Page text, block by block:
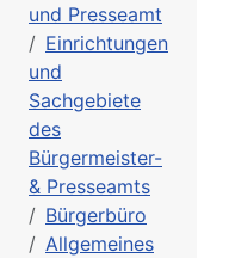
und Presseamt
Einrichtungen
und
Sachgebiete
des
Bürgermeister-
& Presseamts
Bürgerbüro
Allgemeines